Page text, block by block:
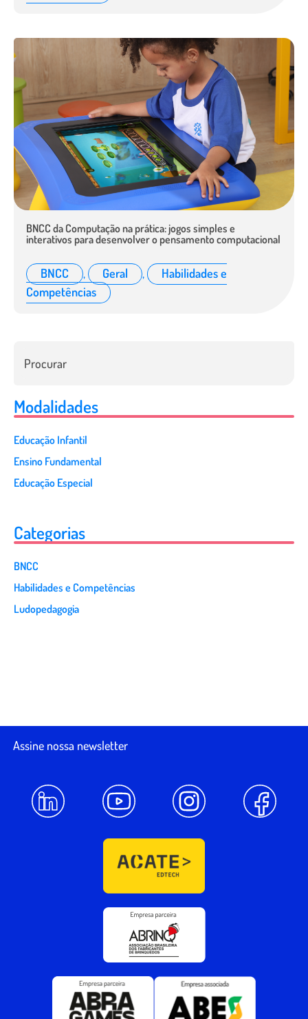
BNCC da Computação na prática: jogos simples e
interativos para desenvolver o pensamento computacional
BNCC , Geral ,
Habilidades e
Competências
Modalidades
Educação Infantil
Ensino Fundamental
Educação Especial
Categorias
BNCC
Habilidades e Competências
Ludopedagogia
Assine nossa newsletter